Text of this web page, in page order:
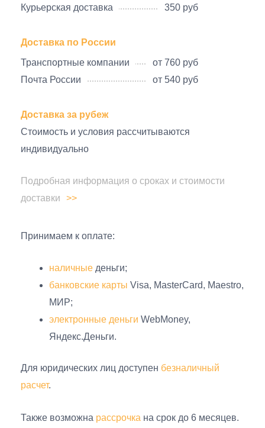
Курьерская доставка 350 руб
Доставка по России
Транспортные компании
от 760 руб
Почта России
от 540 руб
Доставка за рубеж
Стоимость и условия рассчитываются
индивидуально
Подробная информация о сроках и стоимости
доставки
Принимаем к оплате:
наличные деньги;
банковские карты Visa, MasterCard, Maestro,
МИР;
электронные деньги WebMoney,
Яндекс.Деньги.
Для юридических лиц доступен безналичный
расчет.
Также возможна рассрочка на срок до 6 месяцев.